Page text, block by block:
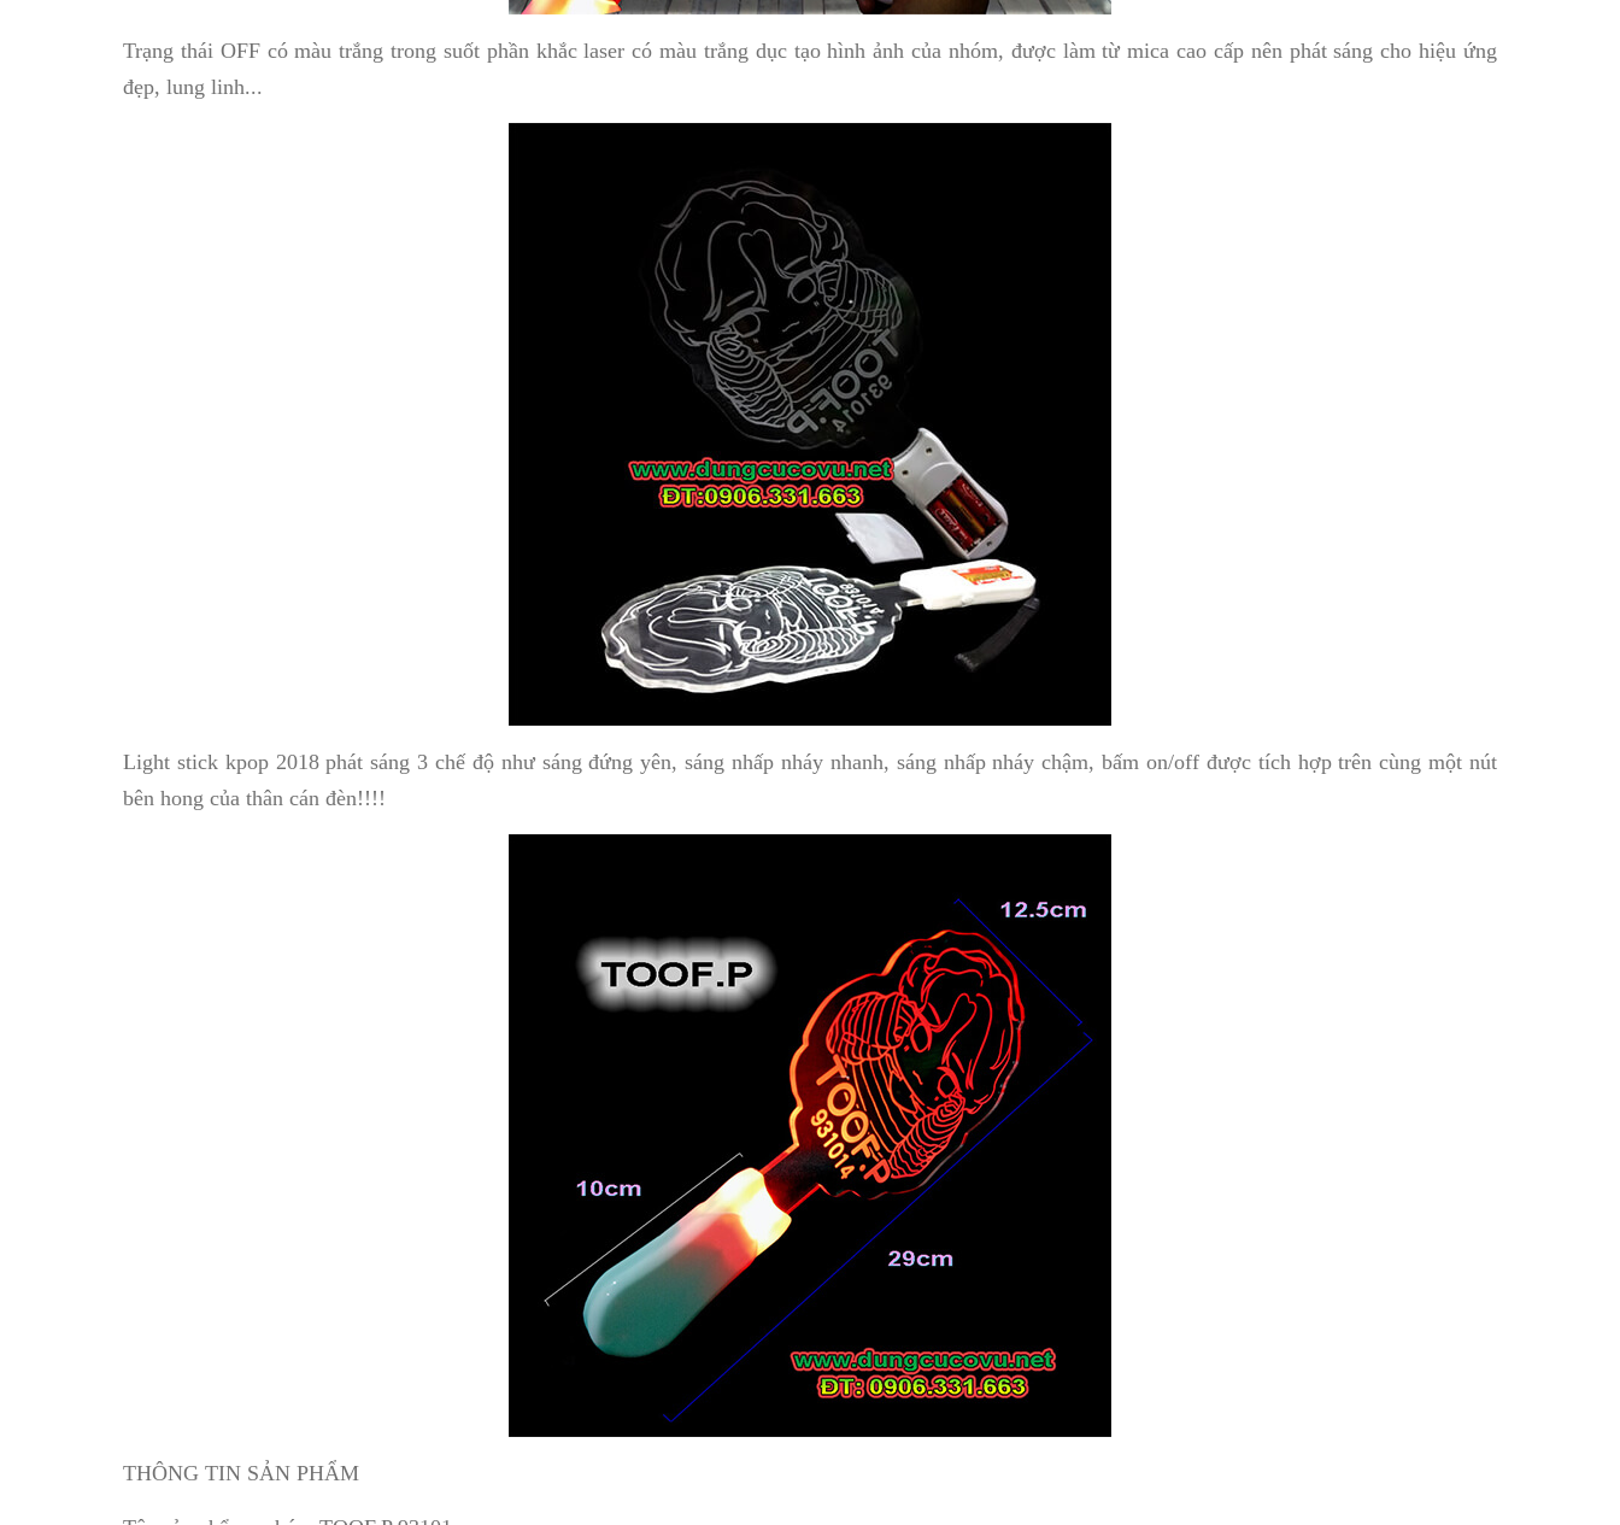
Trạng thái OFF có màu trắng trong suốt phần khắc laser có màu trắng dục tạo hình ảnh của nhóm, được làm từ mica cao cấp nên phát sáng cho hiệu ứng
đẹp, lung linh...
Light stick kpop 2018 phát sáng 3 chế độ như sáng đứng yên, sáng nhấp nháy nhanh, sáng nhấp nháy chậm, bấm on/off được tích hợp trên cùng một nút
bên hong của thân cán đèn!!!!
THÔNG TIN SẢN PHẨM